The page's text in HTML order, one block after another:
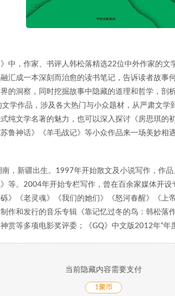
中，作家、书评人韩松落精选22位中外作家的文
汇成一本深刻而治愈的读书笔记，告诉读者故事
的洞察，同时挖掘故事中隐藏的道理和哲学，剖
学作品，涉及各大热门与小众题材，从严肃文学
纯文学名著的魅力，也可以深入探讨《房思琪的
鲁神话》《羊毛战记》等小众作品来一场美妙相遇
，新疆出生。1997年开始散文及小说写作，作品
》等。2004年开始专栏写作，曾在百余家媒体开
》《老灵魂》《我们的她们》《怒河春醒》《上
作和发行的音乐专辑《靠记忆过冬的鸟：韩松落作
赏等多项电影奖评委；《GQ》中文版2012年“年
当前隐藏内容需要支付
1聚币